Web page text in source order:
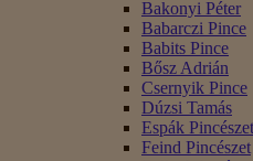
Bakonyi Péter
Babarczi Pince
Babits Pince
Bősz Adrián
Csernyik Pince
Dúzsi Tamás
Espák Pincészet
Feind Pincészet